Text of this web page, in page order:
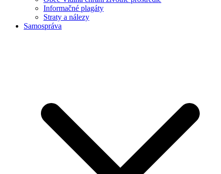
Informačné plagáty
Straty a nálezy
Samospráva